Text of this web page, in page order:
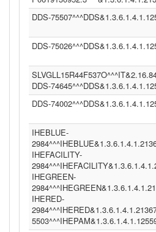
DDS-
DDS-
DDS-
DDS-
IHEBLUE-
IHEFACILITY-
IHEGREEN-
IHERED-